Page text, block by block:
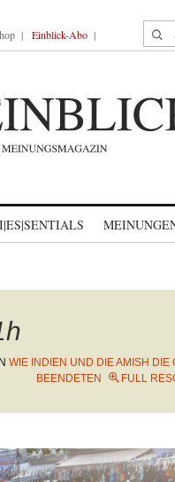
Einblick-Abo
IN WIE INDIEN UND DIE AMISH DIE
BEENDETEN
FULL